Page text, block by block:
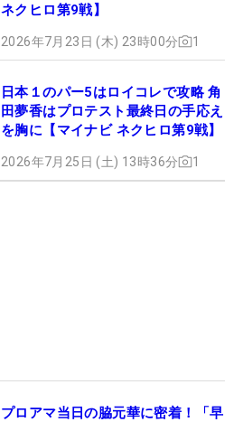
ネクヒロ第9戦】
2026年7月23日 (木) 23時00分 1
日本１のパー5はロイコレで攻略 角
田夢香はプロテスト最終日の手応え
を胸に【マイナビ ネクヒロ第9戦】
2026年7月25日 (土) 13時36分 1
プロアマ当日の脇元華に密着！「早